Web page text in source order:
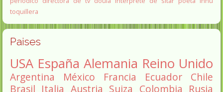
toquillera
Paises
USA España Alemania Reino Unido
Argentina México Francia Ecuador
Chile
Brasil Italia Austria Suiza Colombia Rusia